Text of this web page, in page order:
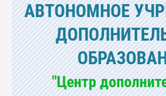
АВТОНОМНОЕ
"Центр